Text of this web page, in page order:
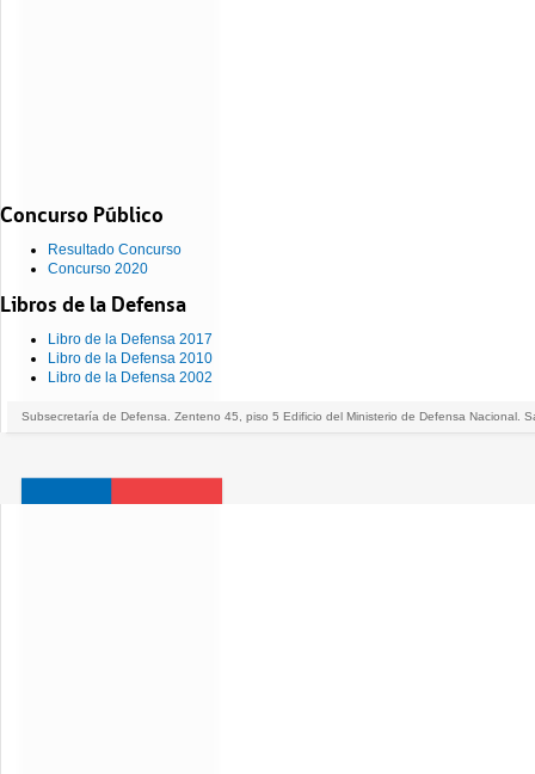
Concurso Público
Resultado Concurso
Concurso 2020
Libros de la Defensa
Libro de la Defensa 2017
Libro de la Defensa 2010
Libro de la Defensa 2002
Subsecretaría de Defensa. Zenteno 45, piso 5 Edificio del Ministerio de Defensa Nacional.